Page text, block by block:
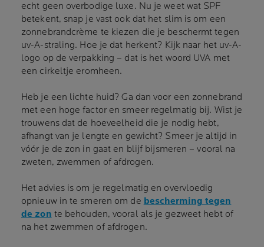
echt geen overbodige luxe. Nu je weet wat SPF
betekent, snap je vast ook dat het slim is om een
zonnebrandcrème te kiezen die je beschermt tegen
uv-A-straling. Hoe je dat herkent? Kijk naar het uv-A-
logo op de verpakking – dat is het woord UVA met
een cirkeltje eromheen.
Heb je een lichte huid? Ga dan voor een zonnebrand
met een hoge factor en smeer regelmatig bij. Wist je
trouwens dat de hoeveelheid die je nodig hebt,
afhangt van je lengte en gewicht? Smeer je altijd in
vóór je de zon in gaat en blijf bijsmeren – vooral na
zweten, zwemmen of afdrogen.
Het advies is om je regelmatig en overvloedig
opnieuw in te smeren om de bescherming tegen
de zon te behouden, vooral als je gezweet hebt of
na het zwemmen of afdrogen.